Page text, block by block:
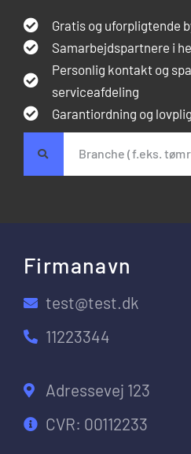
Gratis og uforpligtende
Samarbejdspartnere i
Personlig kontakt og
serviceafdeling
Garantiordning og
Firmanavn
test@test.dk
11223344
Adressevej 123
CVR: 00112233